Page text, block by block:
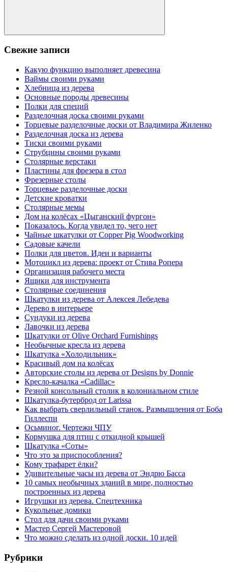
Поиск
Свежие записи
Какую функцию выполняет древесина
Ваймы своими руками
Хлебница из дерева
Основные породы древесины
Полки для специй
Разделочная доска своими руками
Торцевые разделочные доски от Владимира Жиленко
Разделочная доска из дерева
Тиски своими руками
Струбцины своими руками
Столярные верстаки
Пластины для фрезера в стол
Фрезерные столы
Торцевые разделочные доски
Детские кроватки
Столярные мемы
Дом на колёсах «Цыганский фургон»
Показалось. Когда увидел то, чего нет
Чайные шкатулки от Copper Pig Woodworking
Садовые качели
Полки для цветов. Идеи и варианты
Мотоцикл из дерева: проект от Стива Ропера
Организация рабочего места
Ящики для инструмента
Столярные соединения
Шкатулки из дерева от Алексея Лебедева
Дерево в интерьере
Сундуки из дерева
Лавочки из дерева
Шкатулки от Olive Orchard Furnishings
Необычные кресла из дерева
Шкатулка «Холодильник»
Красивый дом на колёсах
Авторские столы из дерева от Designs by Donnie
Кресло-качалка «Cadillac»
Резной консольный столик в колониальном стиле
Шкатулка-бутерброд от Larissa
Как выбрать сверлильный станок. Размышления от Боба
Гиллеспи
Осьминог. Чертежи ЧПУ
Кормушка для птиц с откидной крышей
Шкатулка «Соты»
Что это за приспособления?
Кому трафарет ёлки?
Удивительные часы из дерева от Эндрю Басса
10 самых необычных зданий в мире, полностью
построенных из дерева
Игрушки из дерева. Спецтехника
Кукольные домики
Стол для дачи своими руками
Мастер Сергей Мастеровой
Что можно сделать из одной доски. 10 идей
Рубрики